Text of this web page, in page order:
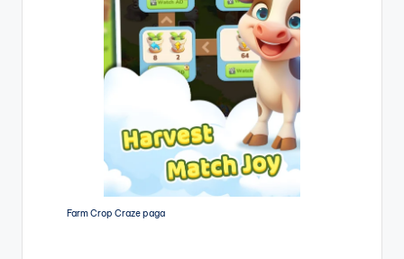
Farm Crop Craze paga